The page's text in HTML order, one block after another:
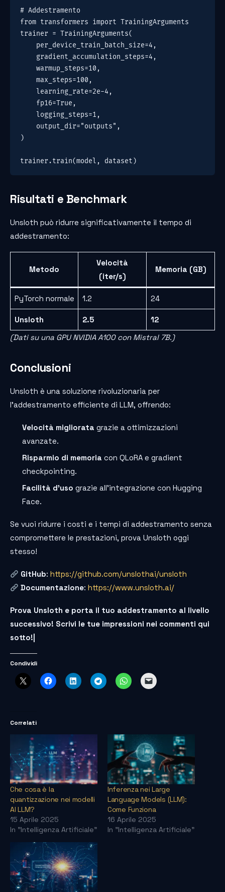
# Addestramento
from transformers import TrainingArguments
trainer = TrainingArguments(
    per_device_train_batch_size=4,
    gradient_accumulation_steps=4,
    warmup_steps=10,
    max_steps=100,
    learning_rate=2e-4,
    fp16=True,
    logging_steps=1,
    output_dir="outputs",
)
trainer.train(model, dataset)
Risultati e Benchmark
Unsloth può ridurre significativamente il tempo di
addestramento:
Metodo
Velocità
(iter/s)
Memoria (GB)
PyTorch normale 1.2 24
Unsloth 2.5
12
(Dati su una GPU NVIDIA A100 con Mistral 7B.)
Conclusioni
Unsloth è una soluzione rivoluzionaria per
l’addestramento efficiente di LLM, offrendo:
Velocità migliorata grazie a ottimizzazioni
avanzate.
Risparmio di memoria con QLoRA e gradient
checkpointing.
Facilità d’uso grazie all’integrazione con Hugging
Face.
Se vuoi ridurre i costi e i tempi di addestramento senza
compromettere le prestazioni, prova Unsloth oggi
stesso!
GitHub:https://github.com/unslothai/unsloth
Documentazione:https://www.unsloth.ai/
Prova Unsloth e porta il tuo addestramento al livello
successivo! Scrivi le tue impressioni nei commenti qui
sotto!|
Condividi
Correlati
Che cosa è la
quantizzazione nei modelli
AI LLM?
15 Aprile 2025
In "Intelligenza Artificiale"
Inferenza nei Large
Language Models (LLM):
Come Funziona
16 Aprile 2025
In "Intelligenza Artificiale"